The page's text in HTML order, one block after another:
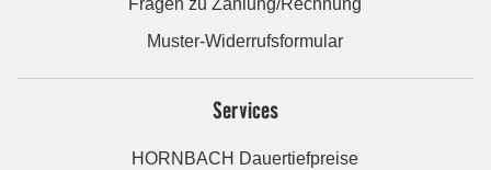
Fragen zu Zahlung/Rechnung
Muster-Widerrufsformular
Services
HORNBACH Dauertiefpreise